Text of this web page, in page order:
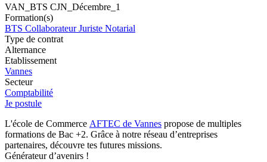
VAN_BTS CJN_Décembre_1
Formation(s)
BTS Collaborateur Juriste Notarial
Type de contrat
Alternance
Etablissement
Vannes
Secteur
Comptabilité
Je postule
L'école de Commerce AFTEC de Vannes propose de multiples
formations de Bac +2. Grâce à notre réseau d’entreprises
partenaires, découvre tes futures missions.
Générateur d’avenirs !